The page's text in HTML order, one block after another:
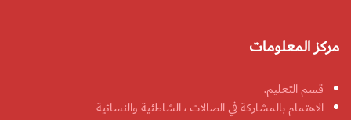
مركز المعلومات
قسم التعليم.
الاهتمام بالمشاركة في الصالات ، الشاطئية والنسائية